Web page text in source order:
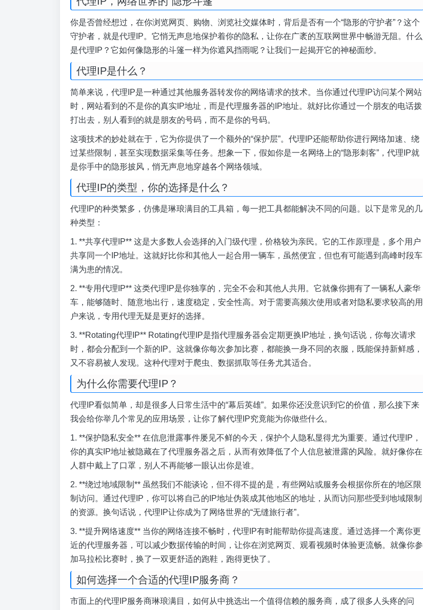
你是否曾经想过，在你浏览网页、购物、浏览社交媒体时，背后是否有一个“隐形的守护者”？这个
守护者，就是代理IP。它悄无声息地保护着你的隐私，让你在广袤的互联网世界中畅游无阻。什么
是代理IP？它如何像隐形的斗篷一样为你遮风挡雨呢？让我们一起揭开它的神秘面纱。
代理IP是什么？
简单来说，代理IP是一种通过其他服务器转发你的网络请求的技术。当你通过代理IP访问某个网站
时，网站看到的不是你的真实IP地址，而是代理服务器的IP地址。就好比你通过一个朋友的电话拨
打出去，别人看到的就是朋友的号码，而不是你的号码。
这项技术的妙处就在于，它为你提供了一个额外的“保护层”。代理IP还能帮助你进行网络加速、绕
过某些限制，甚至实现数据采集等任务。想象一下，假如你是一名网络上的“隐形刺客”，代理IP就
是你手中的隐形披风，悄无声息地穿越各个网络领域。
代理IP的类型，你的选择是什么？
代理IP的种类繁多，仿佛是琳琅满目的工具箱，每一把工具都能解决不同的问题。以下是常见的几
种类型：
1. **共享代理IP** 这是大多数人会选择的入门级代理，价格较为亲民。它的工作原理是，多个用户
共享同一个IP地址。这就好比你和其他人一起合用一辆车，虽然便宜，但也有可能遇到高峰时段车
满为患的情况。
2. **专用代理IP** 这类代理IP是你独享的，完全不会和其他人共用。它就像你拥有了一辆私人豪华
车，能够随时、随意地出行，速度稳定，安全性高。对于需要高频次使用或者对隐私要求较高的用
户来说，专用代理无疑是更好的选择。
3. **Rotating代理IP** Rotating代理IP是指代理服务器会定期更换IP地址，换句话说，你每次请求
时，都会分配到一个新的IP。这就像你每次参加比赛，都能换一身不同的衣服，既能保持新鲜感，
又不容易被人发现。这种代理对于爬虫、数据抓取等任务尤其适合。
为什么你需要代理IP？
代理IP看似简单，却是很多人日常生活中的“幕后英雄”。如果你还没意识到它的价值，那么接下来
我会给你举几个常见的应用场景，让你了解代理IP究竟能为你做些什么。
1. **保护隐私安全** 在信息泄露事件屡见不鲜的今天，保护个人隐私显得尤为重要。通过代理IP，
你的真实IP地址被隐藏在了代理服务器之后，从而有效降低了个人信息被泄露的风险。就好像你在
人群中戴上了口罩，别人不再能够一眼认出你是谁。
2. **绕过地域限制** 虽然我们不能谈论，但不得不提的是，有些网站或服务会根据你所在的地区限
制访问。通过代理IP，你可以将自己的IP地址伪装成其他地区的地址，从而访问那些受到地域限制
的资源。换句话说，代理IP让你成为了网络世界的“无缝旅行者”。
3. **提升网络速度** 当你的网络连接不畅时，代理IP有时能帮助你提高速度。通过选择一个离你更
近的代理服务器，可以减少数据传输的时间，让你在浏览网页、观看视频时体验更流畅。就像你参
加马拉松比赛时，换了一双更舒适的跑鞋，跑得更快了。
如何选择一个合适的代理IP服务商？
市面上的代理IP服务商琳琅满目，如何从中挑选出一个值得信赖的服务商，成了很多人头疼的问